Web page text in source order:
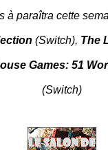
à paraîtra cette
(Switch), The
Games: 51
(Switch)